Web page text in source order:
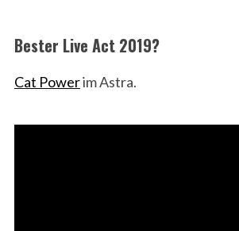
Bester Live Act 2019?
Cat Powerim Astra.